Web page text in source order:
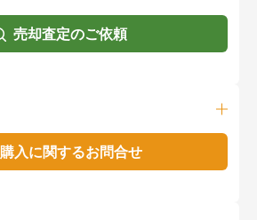
売却査定のご依頼
購入に関するお問合せ